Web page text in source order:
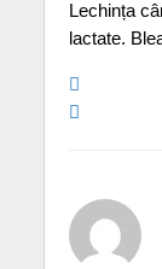
Lechința
lactate.